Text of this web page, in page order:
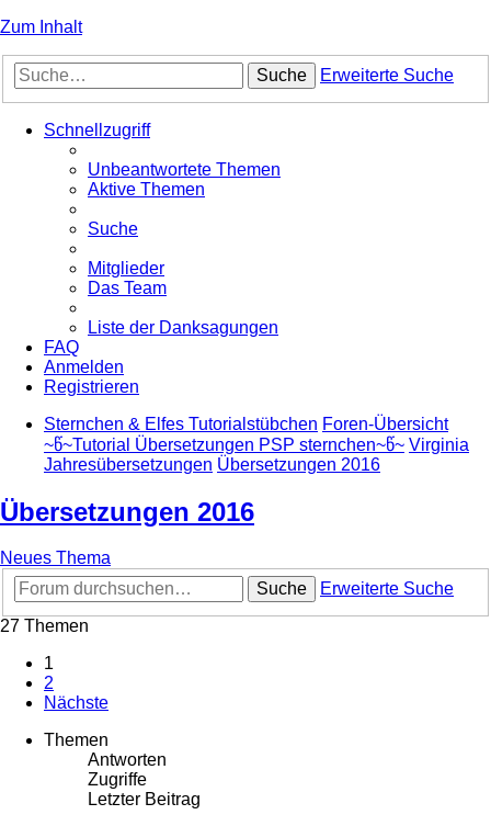
Zum Inhalt
Suche Erweiterte Suche
Schnellzugriff
Unbeantwortete Themen
Aktive Themen
Suche
Mitglieder
Das Team
Liste der Danksagungen
FAQ
Anmelden
Registrieren
Sternchen & Elfes Tutorialstübchen Foren-Übersicht
~წ~Tutorial Übersetzungen PSP sternchen~წ~ Virginia
Jahresübersetzungen Übersetzungen 2016
Übersetzungen 2016
Neues Thema
Suche
Erweiterte Suche
27 Themen
1
2
Nächste
Themen
Antworten
Zugriffe
Letzter Beitrag